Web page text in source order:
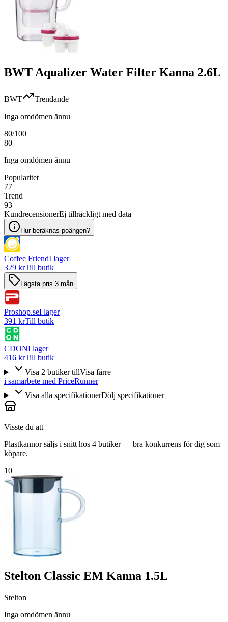
BWT Aqualizer Water Filter Kanna 2.6L
BWT
Trendande
Inga omdömen ännu
80/100
80
Inga omdömen ännu
Popularitet
77
Trend
93
KundrecensionerEj tillräckligt med data
Hur beräknas poängen?
Coffee FriendI lager
329 krTill butik
Lägsta pris 3 mån
Proshop.seI lager
391 krTill butik
CDONI lager
416 krTill butik
Visa 2 butiker tillVisa färre
i samarbete med PriceRunner
Visa alla specifikationerDölj specifikationer
Visste du att
Plastkannor säljs i snitt hos 4 butiker — bra konkurrens för dig som
köpare.
10
Stelton Classic EM Kanna 1.5L
Stelton
Inga omdömen ännu